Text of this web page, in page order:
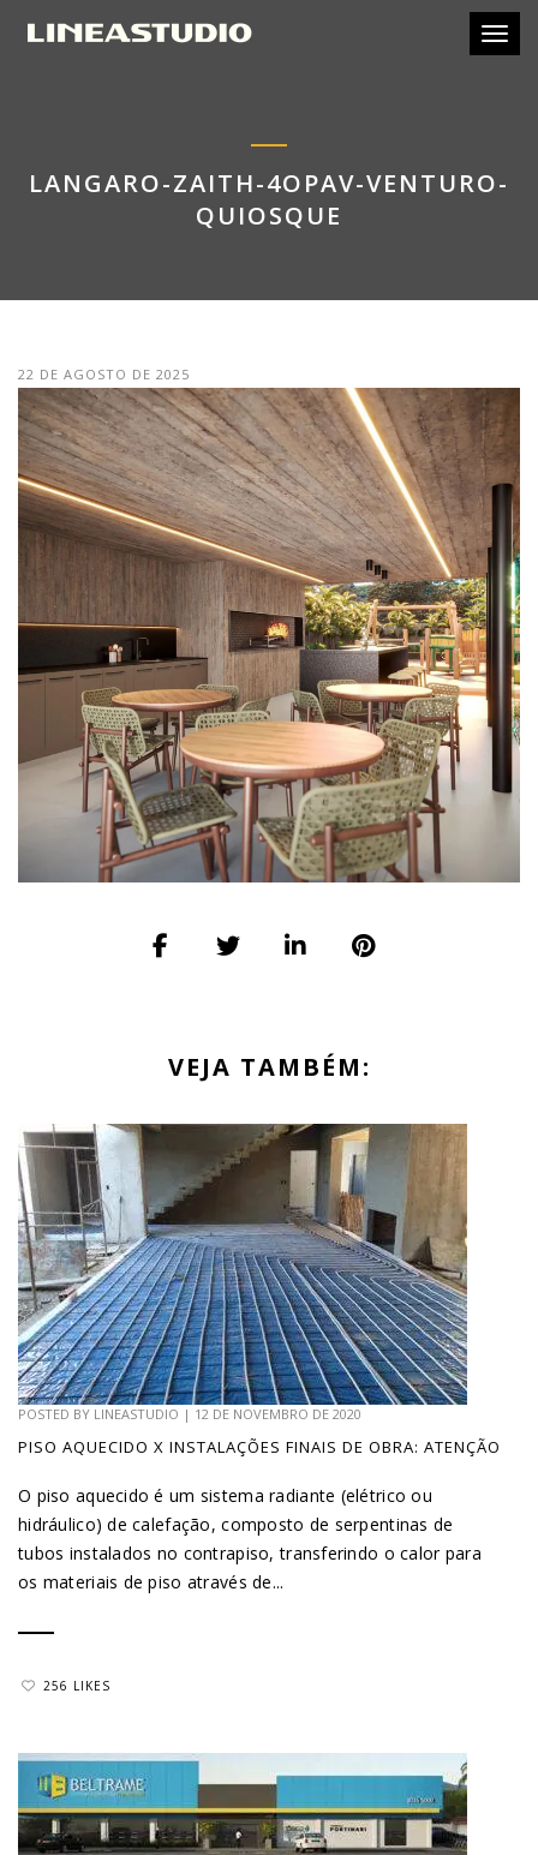
LANGARO-ZAITH-4OPAV-VENTURO-
QUIOSQUE
22 DE AGOSTO DE 2025
VEJA TAMBÉM:
POSTED BY LINEASTUDIO | 12 DE NOVEMBRO DE 2020
PISO AQUECIDO X INSTALAÇÕES FINAIS DE OBRA: ATENÇÃO
O piso aquecido é um sistema radiante (elétrico ou
hidráulico) de calefação, composto de serpentinas de
tubos instalados no contrapiso, transferindo o calor para
os materiais de piso através de...
256 LIKES